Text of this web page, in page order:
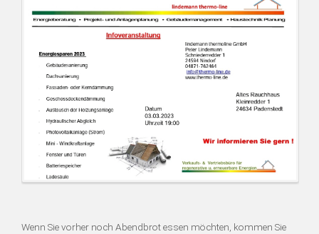
Wenn Sie vorher noch Abendbrot essen möchten, kommen Sie